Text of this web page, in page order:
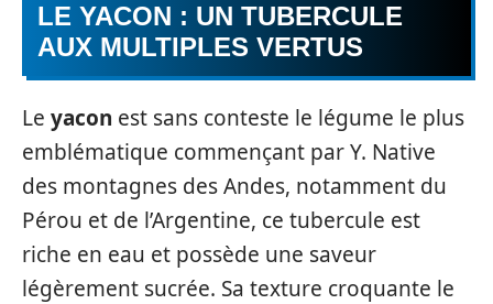
LE YACON : UN TUBERCULE
AUX MULTIPLES VERTUS
Le yacon est sans conteste le légume le plus
emblématique commençant par Y. Native
des montagnes des Andes, notamment du
Pérou et de l’Argentine, ce tubercule est
riche en eau et possède une saveur
légèrement sucrée. Sa texture croquante le